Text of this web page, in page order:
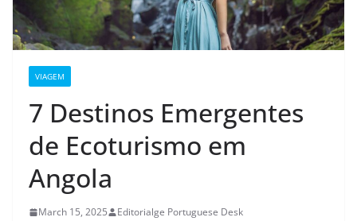
VIAGEM
7 Destinos Emergentes
de Ecoturismo em
Angola
March 15, 2025 Editorialge Portuguese Desk